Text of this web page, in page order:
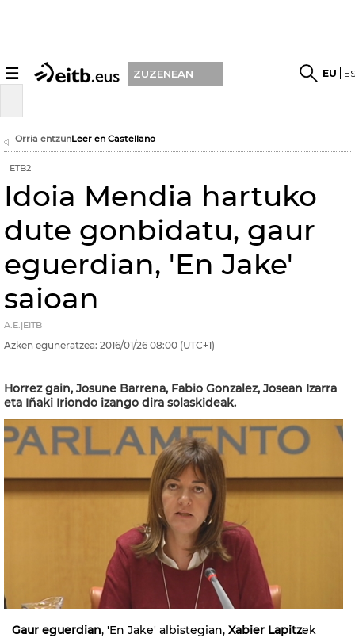
☰ ZUZENEAN EU
Orria entzunLeer en Castellano
ETB2
Idoia Mendia hartuko
dute gonbidatu, gaur
eguerdian, 'En Jake'
saioan
A.E.|EITB
Azken eguneratzea: 2016/01/26 08:00 (UTC+1)
Horrez gain, Josune Barrena, Fabio Gonzalez, Josean Izarra
eta Iñaki Iriondo izango dira solaskideak.
Gaur eguerdian, 'En Jake' albistegian, Xabier Lapitzek